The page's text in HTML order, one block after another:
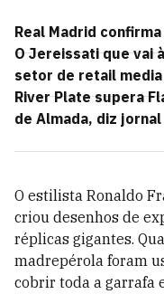
Real Madrid
O Jereissati que vai
setor de retail media
River Plate supera
de Almada, diz jornal
O estilista Ronaldo
criou desenhos de
réplicas gigantes.
madrepérola foram
cobrir toda a garrafa